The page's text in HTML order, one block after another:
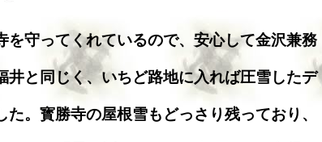
を守ってくれているので、安心して金沢兼務
井と同じく、いちど路地に入れば圧雪したデ
。寳勝寺の屋根雪もどっさり残っており、